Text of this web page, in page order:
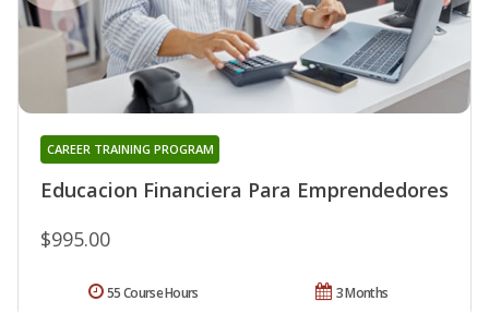
Educacion Financiera Para Emprendedores
CAREER TRAINING PROGRAM
$995.00
3 Months
55 Course Hours